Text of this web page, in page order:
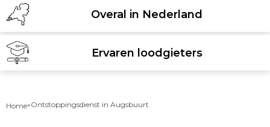
Overal in Nederland
Ervaren loodgieters
Home»Ontstoppingsdienst in Augsbuurt